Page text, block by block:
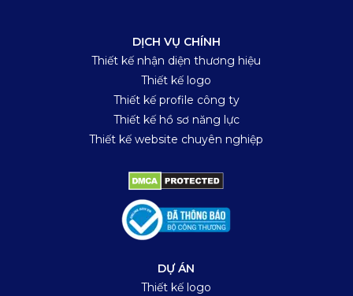
DỊCH VỤ CHÍNH
Thiết kế nhận diện thương hiệu
Thiết kế logo
Thiết kế profile công ty
Thiết kế hồ sơ năng lực
Thiết kế website chuyên nghiệp
DỰ ÁN
Thiết kế logo